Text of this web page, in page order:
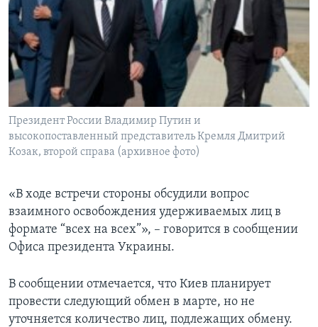
Президент России Владимир Путин и
высокопоставленный представитель Кремля Дмитрий
Козак, второй справа (архивное фото)
«В ходе встречи стороны обсудили вопрос
взаимного освобождения удерживаемых лиц в
формате “всех на всех”», – говорится в сообщении
Офиса президента Украины.
В сообщении отмечается, что Киев планирует
провести следующий обмен в марте, но не
уточняется количество лиц, подлежащих обмену.